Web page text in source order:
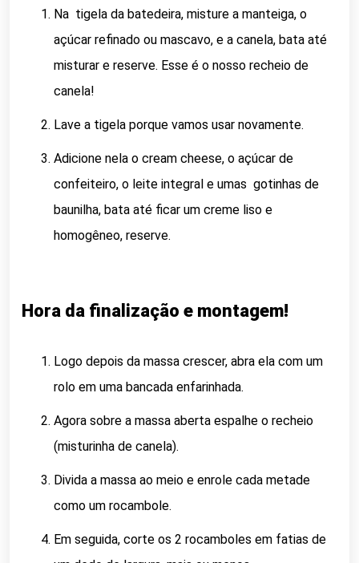
Na tigela da batedeira, misture a manteiga, o
açúcar refinado ou mascavo, e a canela, bata até
misturar e reserve. Esse é o nosso recheio de
canela!
Lave a tigela porque vamos usar novamente.
Adicione nela o cream cheese, o açúcar de
confeiteiro, o leite integral e umas gotinhas de
baunilha, bata até ficar um creme liso e
homogêneo, reserve.
Hora da finalização e montagem!
Logo depois da massa crescer, abra ela com um
rolo em uma bancada enfarinhada.
Agora sobre a massa aberta espalhe o recheio
(misturinha de canela).
Divida a massa ao meio e enrole cada metade
como um rocambole.
Em seguida, corte os 2 rocamboles em fatias de